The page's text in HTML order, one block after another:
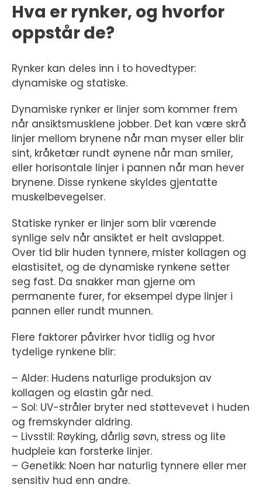
Hva er rynker, og hvorfor
oppstår de?
Rynker kan deles inn i to hovedtyper:
dynamiske og statiske.
Dynamiske rynker er linjer som kommer frem
når ansiktsmusklene jobber. Det kan være skrå
linjer mellom brynene når man myser eller blir
sint, kråketær rundt øynene når man smiler,
eller horisontale linjer i pannen når man hever
brynene. Disse rynkene skyldes gjentatte
muskelbevegelser.
Statiske rynker er linjer som blir værende
synlige selv når ansiktet er helt avslappet.
Over tid blir huden tynnere, mister kollagen og
elastisitet, og de dynamiske rynkene setter
seg fast. Da snakker man gjerne om
permanente furer, for eksempel dype linjer i
pannen eller rundt munnen.
Flere faktorer påvirker hvor tidlig og hvor
tydelige rynkene blir:
– Alder: Hudens naturlige produksjon av
kollagen og elastin går ned.
– Sol: UV-stråler bryter ned støttevevet i huden
og fremskynder aldring.
– Livsstil: Røyking, dårlig søvn, stress og lite
hudpleie kan forsterke linjer.
– Genetikk: Noen har naturlig tynnere eller mer
sensitiv hud enn andre.